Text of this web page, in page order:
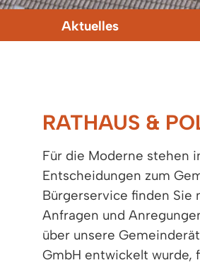
Aktuelles
RATHAUS &
Für die Moderne stehen
Entscheidungen zum
Bürgerservice finden Sie
Anfragen und
über unsere
GmbH entwickelt wurde,